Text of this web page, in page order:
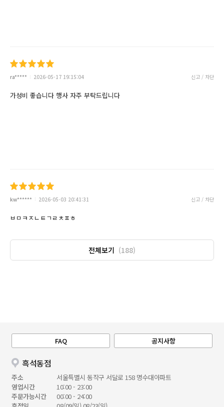
ra***** 2026-05-17 19:15:04 신고 / 차단
가성비 좋습니다 행사 자주 부탁드립니다
kw****** 2026-05-03 20:41:31 신고 / 차단
ㅂㅁㅋㅈㄴㅌㄱㄹㅊㅍㅎ
전체보기 (188)
FAQ 공지사항
흑석동점
주소
서울특별시 동작구 서달로 158 명수대아파트
영업시간
10:00 - 23:00
주문가능시간
00:00 - 24:00